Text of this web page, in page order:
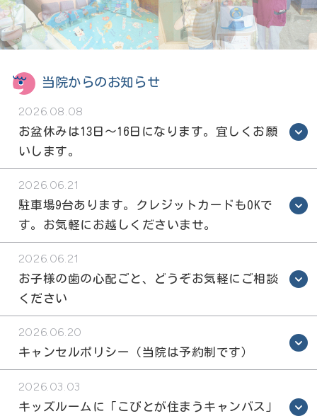
当院からのお知らせ
2026.08.08
お盆休みは13日～16日になります。宜しくお願
いします。
2026.06.21
駐車場9台あります。クレジットカードもOKで
す。お気軽にお越しくださいませ。
2026.06.21
お子様の歯の心配ごと、どうぞお気軽にご相談
ください
2026.06.20
キャンセルポリシー（当院は予約制です）
2026.03.03
キッズルームに「こびとが住まうキャンバス」